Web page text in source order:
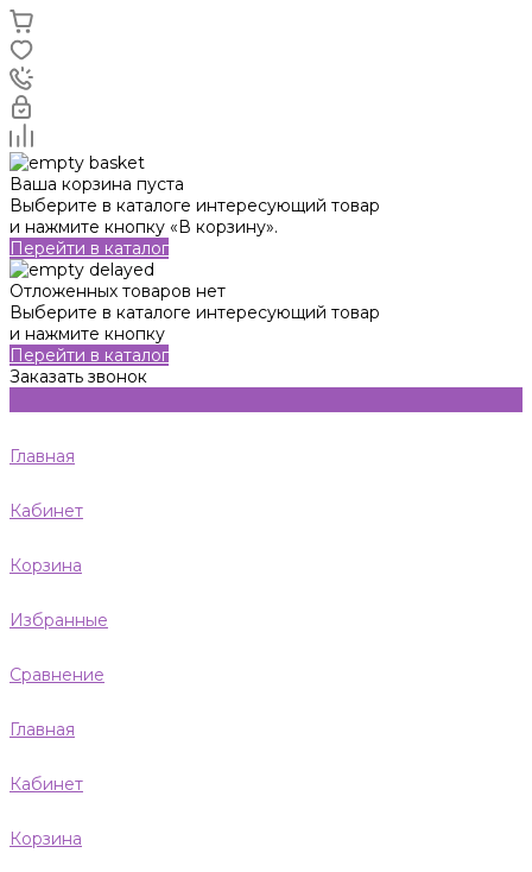
Ваша корзина пуста
Выберите в каталоге интересующий товар
и нажмите кнопку «В корзину».
Перейти в каталог
Отложенных товаров нет
Выберите в каталоге интересующий товар
и нажмите кнопку
Перейти в каталог
Заказать звонок
Главная
Кабинет
Корзина
Избранные
Сравнение
Главная
Кабинет
Корзина